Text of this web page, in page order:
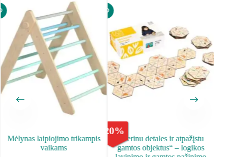
Mėlynas laipiojimo trikampis
vaikams
20%
„Derinu detales ir atpažįstu
gamtos objektus“ – logikos